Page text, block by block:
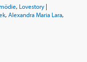
, Lovestory|
, Alexandra Maria Lara,